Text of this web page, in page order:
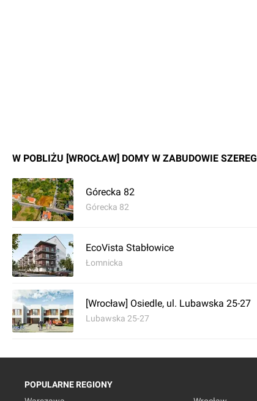
W POBLIŻU [WROCŁAW] DOMY W ZABUDOWIE
Górecka 82
Górecka 82
EcoVista Stabłowice
Łomnicka
[Wrocław] Osiedle, ul. Lubawska 25-27
Lubawska 25-27
POPULARNE REGIONY